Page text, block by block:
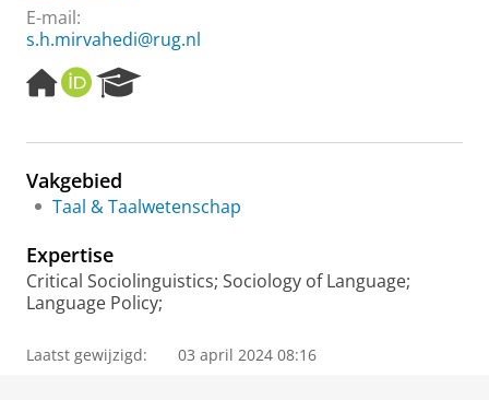
E-mail:
s.h.mirvahedi@rug.nl
H
o
e
a
g
O
R
I
e
c
o
r
l
Vakgebied
Taal & Taalwetenschap
Expertise
Critical Sociolinguistics; Sociology of Language;
Language Policy;
Laatst gewijzigd: 03 april 2024 08:16